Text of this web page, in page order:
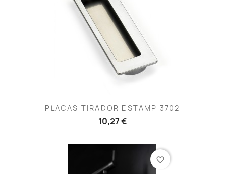
PLACAS TIRADOR ESTAMP 3702
10,27 €
favorite_border